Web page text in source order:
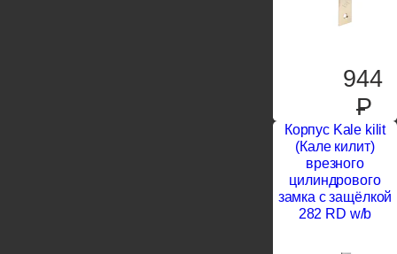
944
P
Корпус Kale kilit
(Кале килит)
врезного
цилиндрового
замка с защёлкой
282 RD w/b